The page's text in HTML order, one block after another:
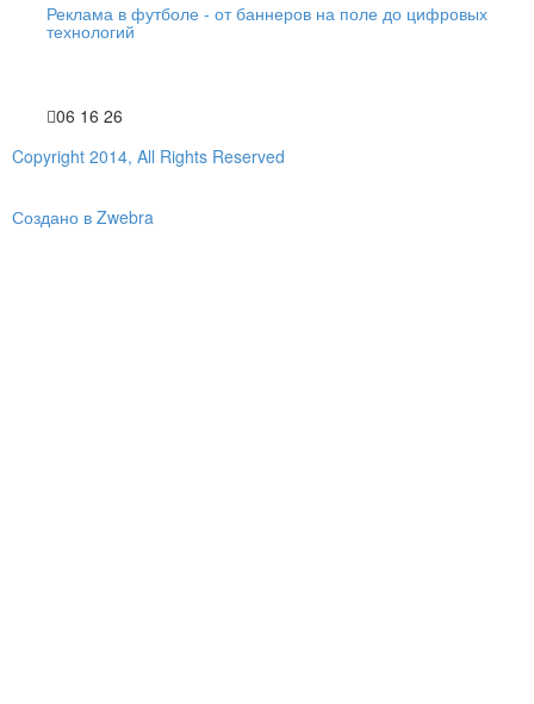
Реклама в футболе - от баннеров на поле до цифровых
технологий
06 16 26
Copyright 2014, All Rights Reserved
Создано в Zwebra